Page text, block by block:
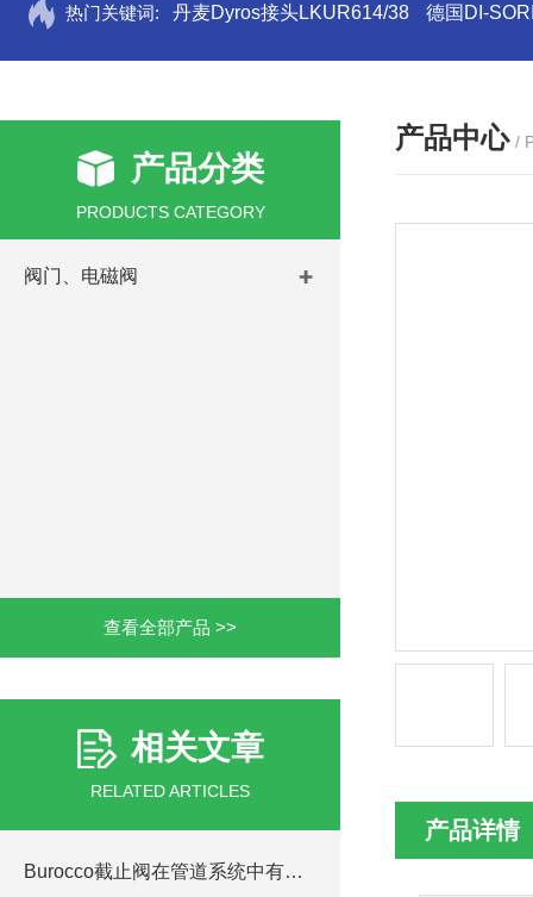
热门关键词: 丹麦Dyros接头LKUR614/38 德国DI-
产品分类
PRODUCTS CATEGORY
阀门、电磁阀
查看全部产品 >>
相关文章
RELATED ARTICLES
Burocco截止阀在管道系统中有哪些作用
产品中心 /
产品详情